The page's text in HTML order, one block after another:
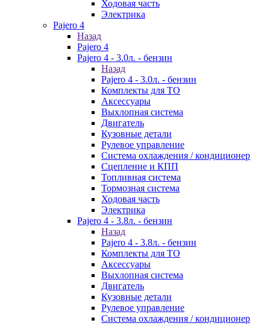
Ходовая часть
Электрика
Pajero 4
Назад
Pajero 4
Pajero 4 - 3.0л. - бензин
Назад
Pajero 4 - 3.0л. - бензин
Комплекты для ТО
Аксессуары
Выхлопная система
Двигатель
Кузовные детали
Рулевое управление
Система охлаждения / кондиционер
Сцепление и КПП
Топливная система
Тормозная система
Ходовая часть
Электрика
Pajero 4 - 3.8л. - бензин
Назад
Pajero 4 - 3.8л. - бензин
Комплекты для ТО
Аксессуары
Выхлопная система
Двигатель
Кузовные детали
Рулевое управление
Система охлаждения / кондиционер